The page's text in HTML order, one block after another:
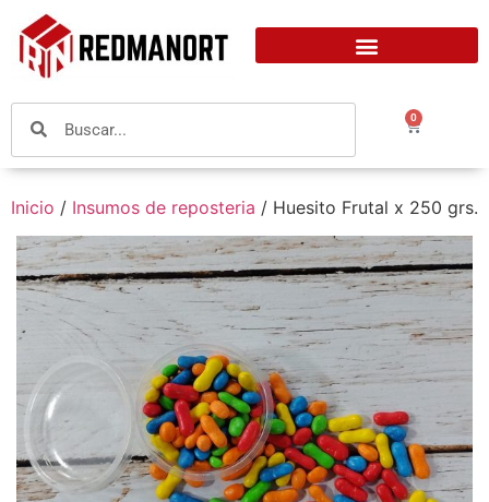
0
Inicio / Insumos de reposteria / Huesito Frutal x 250 grs.